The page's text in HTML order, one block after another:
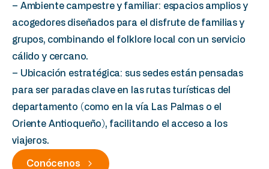
– Ambiente campestre y familiar: espacios amplios y
acogedores diseñados para el disfrute de familias y
grupos, combinando el folklore local con un servicio
cálido y cercano.
– Ubicación estratégica: sus sedes están pensadas
para ser paradas clave en las rutas turísticas del
departamento (como en la vía Las Palmas o el
Oriente Antioqueño), facilitando el acceso a los
viajeros.
Conócenos